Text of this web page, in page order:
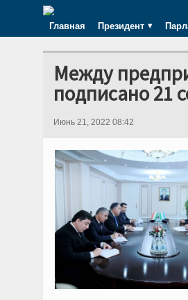
Главная Президент
Между
подписано 21
Июнь 21, 2022 08:42